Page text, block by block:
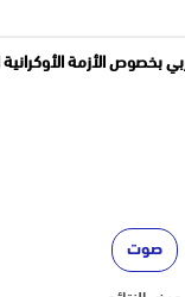
بخصوص الأزمة